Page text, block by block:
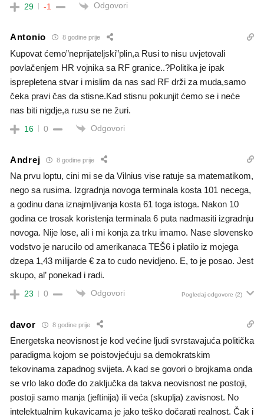
29 -1 Odgovori
Antonio 8 godine prije
Kupovat ćemo”neprijateljski”plin,a Rusi to nisu uvjetovali
povlačenjem HR vojnika sa RF granice..?Politika je ipak
isprepletena stvar i mislim da nas sad RF drži za muda,samo
čeka pravi čas da stisne.Kad stisnu pokunjit ćemo se i neće
nas biti nigdje,a rusu se ne žuri.
16 0 Odgovori
Andrej 8 godine prije
Na prvu loptu, cini mi se da Vilnius vise ratuje sa matematikom,
nego sa rusima. Izgradnja novoga terminala kosta 101 necega,
a godinu dana iznajmljivanja kosta 61 toga istoga. Nakon 10
godina ce trosak koristenja terminala 6 puta nadmasiti izgradnju
novoga. Nije lose, ali i mi konja za trku imamo. Nase slovensko
vodstvo je narucilo od amerikanaca TEŠ6 i platilo iz mojega
dzepa 1,43 milijarde € za to cudo nevidjeno. E, to je posao. Jest
skupo, al’ ponekad i radi.
23 0 Odgovori Pogledaj odgovore (2)
davor 8 godine prije
Energetska neovisnost je kod većine ljudi svrstavajuća politička
paradigma kojom se poistovjećuju sa demokratskim
tekovinama zapadnog svijeta. A kad se govori o brojkama onda
se vrlo lako dođe do zaključka da takva neovisnost ne postoji,
postoji samo manja (jeftinija) ili veća (skuplja) zavisnost. No
intelektualnim kukavicama je jako teško dočarati realnost. Čak i